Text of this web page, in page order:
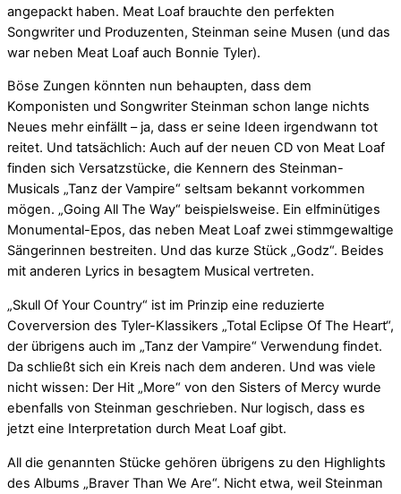
angepackt haben. Meat Loaf brauchte den perfekten
Songwriter und Produzenten, Steinman seine Musen (und das
war neben Meat Loaf auch Bonnie Tyler).
Böse Zungen könnten nun behaupten, dass dem
Komponisten und Songwriter Steinman schon lange nichts
Neues mehr einfällt – ja, dass er seine Ideen irgendwann tot
reitet. Und tatsächlich: Auch auf der neuen CD von Meat Loaf
finden sich Versatzstücke, die Kennern des Steinman-
Musicals „Tanz der Vampire“ seltsam bekannt vorkommen
mögen. „Going All The Way“ beispielsweise. Ein elfminütiges
Monumental-Epos, das neben Meat Loaf zwei stimmgewaltige
Sängerinnen bestreiten. Und das kurze Stück „Godz“. Beides
mit anderen Lyrics in besagtem Musical vertreten.
„Skull Of Your Country“ ist im Prinzip eine reduzierte
Coverversion des Tyler-Klassikers „Total Eclipse Of The Heart“,
der übrigens auch im „Tanz der Vampire“ Verwendung findet.
Da schließt sich ein Kreis nach dem anderen. Und was viele
nicht wissen: Der Hit „More“ von den Sisters of Mercy wurde
ebenfalls von Steinman geschrieben. Nur logisch, dass es
jetzt eine Interpretation durch Meat Loaf gibt.
All die genannten Stücke gehören übrigens zu den Highlights
des Albums „Braver Than We Are“. Nicht etwa, weil Steinman